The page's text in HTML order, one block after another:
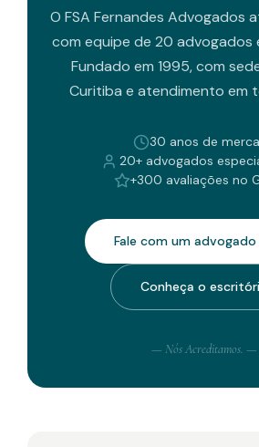
O FSA Fernandes Advogados
com equipe de 20 advogados
Fundado em 1995, com
Curitiba e atendimento em
30 anos de
20+ advogados
+300 avaliações no
Fale com um advogado
Conheça o
— Nós Acreditamos. —